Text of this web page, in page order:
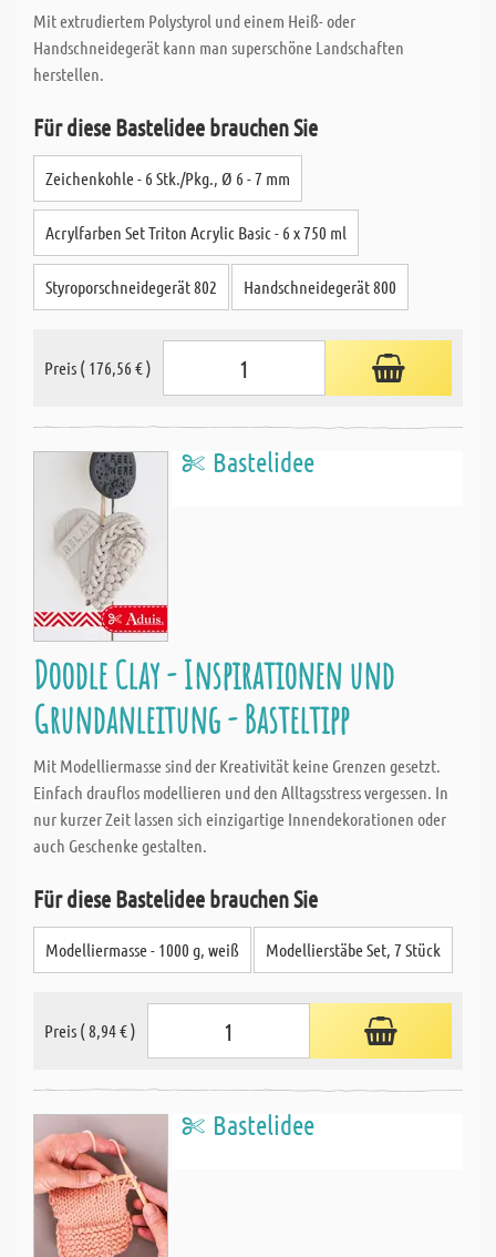
Mit extrudiertem Polystyrol und einem Heiß- oder
Handschneidegerät kann man superschöne Landschaften
herstellen.
Für diese Bastelidee brauchen Sie
Zeichenkohle - 6 Stk./Pkg., Ø 6 - 7 mm
Acrylfarben Set Triton Acrylic Basic - 6 x 750 ml
Styroporschneidegerät 802 Handschneidegerät 800
Preis ( 176,56 € )
Bastelidee
Doodle Clay - Inspirationen und
Grundanleitung - Basteltipp
Mit Modelliermasse sind der Kreativität keine Grenzen gesetzt.
Einfach drauflos modellieren und den Alltagsstress vergessen. In
nur kurzer Zeit lassen sich einzigartige Innendekorationen oder
auch Geschenke gestalten.
Für diese Bastelidee brauchen Sie
Modelliermasse - 1000 g, weiß Modellierstäbe Set, 7 Stück
Preis ( 8,94 € )
Bastelidee